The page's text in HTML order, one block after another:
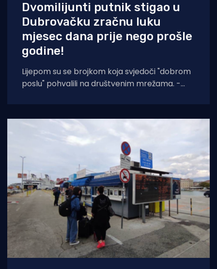
Dvomilijunti putnik stigao u
Dubrovačku zračnu luku
mjesec dana prije nego prošle
godine!
Lijepom su se brojkom koja svjedoči "dobrom
poslu" pohvalili na društvenim mrežama. -